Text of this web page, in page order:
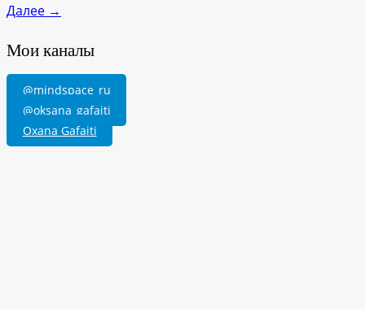
Далее →
Мои каналы
@mindspace_ru
@oksana_gafaiti
Oxana Gafaiti